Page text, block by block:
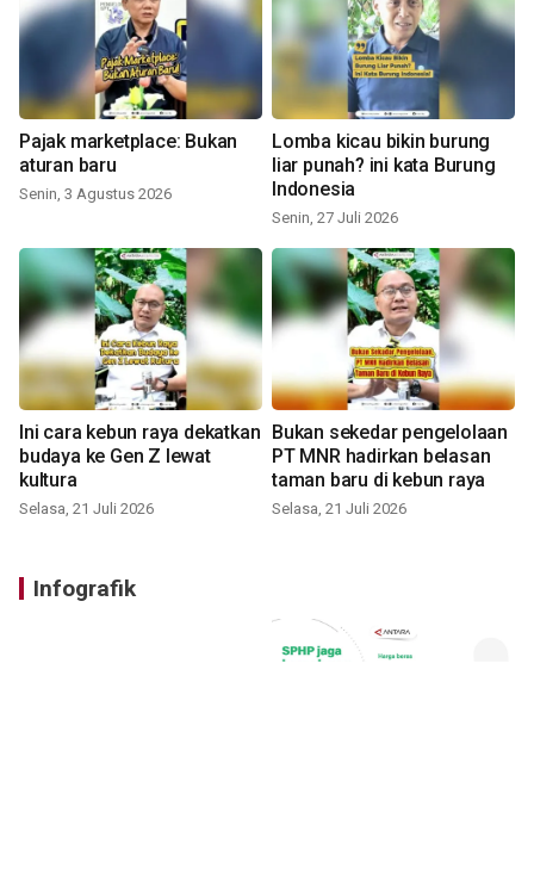
Pajak marketplace: Bukan
aturan baru
Senin, 3 Agustus 2026
Lomba kicau bikin burung
liar punah? ini kata Burung
Indonesia
Senin, 27 Juli 2026
Ini cara kebun raya dekatkan
budaya ke Gen Z lewat
kultura
Selasa, 21 Juli 2026
Bukan sekedar pengelolaan
PT MNR hadirkan belasan
taman baru di kebun raya
Selasa, 21 Juli 2026
Infografik